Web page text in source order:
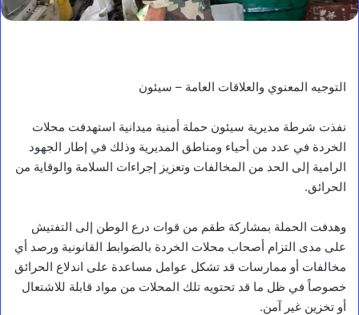
التوجيه المعنوي والعلاقات العامة – سيئون
نفذت شرطة مديرية سيئون حملة أمنية ميدانية استهدفت محلات
الخردة في عدد من أحياء ومناطق المديرية وذلك في إطار الجهود
الرامية إلى الحد من المخالفات وتعزيز إجراءات السلامة والوقاية من
الحرائق.
وهدفت الحملة بمشاركة طقم من قوات درع الوطن إلى التفتيش
على مدى التزام أصحاب محلات الخردة بالضوابط القانونية ورصد أي
مخالفات أو ممارسات قد تشكل عوامل مساعدة على اندلاع الحرائق
خصوصاً في ظل ما قد تحتويه تلك المحلات من مواد قابلة للاشتعال
أو تخزين غير آمن.